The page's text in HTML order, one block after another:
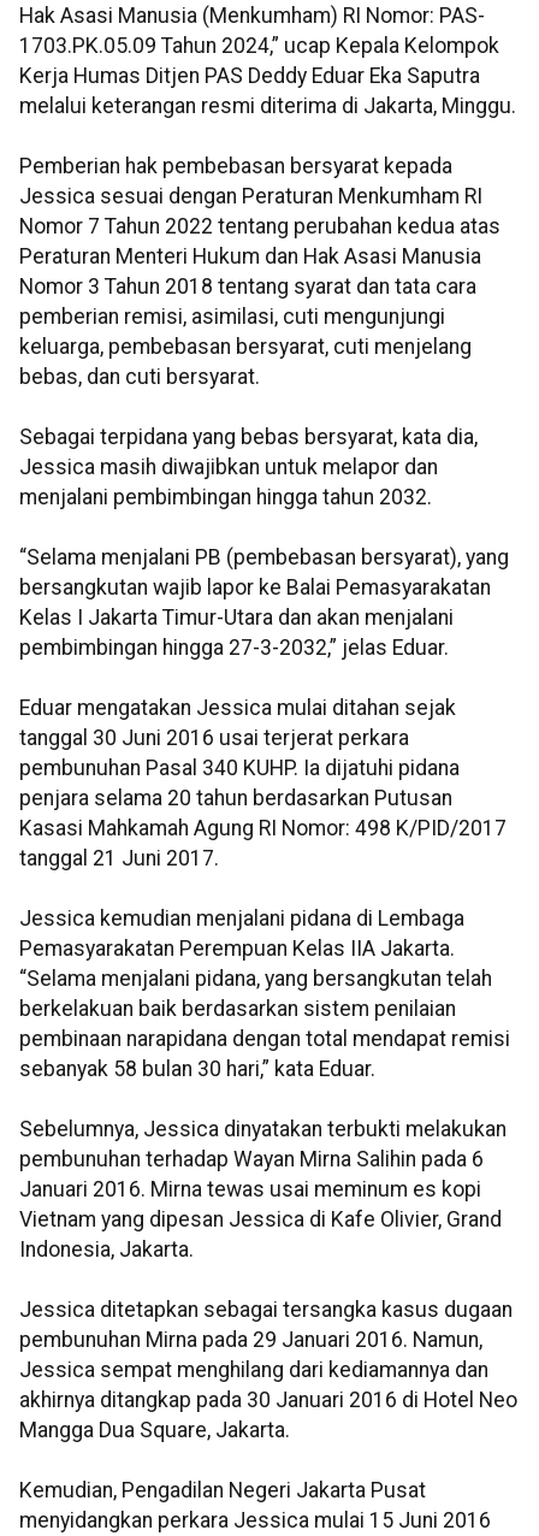
Hak Asasi Manusia (Menkumham) RI Nomor: PAS-
1703.PK.05.09 Tahun 2024,” ucap Kepala Kelompok
Kerja Humas Ditjen PAS Deddy Eduar Eka Saputra
melalui keterangan resmi diterima di Jakarta, Minggu.
Pemberian hak pembebasan bersyarat kepada
Jessica sesuai dengan Peraturan Menkumham RI
Nomor 7 Tahun 2022 tentang perubahan kedua atas
Peraturan Menteri Hukum dan Hak Asasi Manusia
Nomor 3 Tahun 2018 tentang syarat dan tata cara
pemberian remisi, asimilasi, cuti mengunjungi
keluarga, pembebasan bersyarat, cuti menjelang
bebas, dan cuti bersyarat.
Sebagai terpidana yang bebas bersyarat, kata dia,
Jessica masih diwajibkan untuk melapor dan
menjalani pembimbingan hingga tahun 2032.
“Selama menjalani PB (pembebasan bersyarat), yang
bersangkutan wajib lapor ke Balai Pemasyarakatan
Kelas I Jakarta Timur-Utara dan akan menjalani
pembimbingan hingga 27-3-2032,” jelas Eduar.
Eduar mengatakan Jessica mulai ditahan sejak
tanggal 30 Juni 2016 usai terjerat perkara
pembunuhan Pasal 340 KUHP. Ia dijatuhi pidana
penjara selama 20 tahun berdasarkan Putusan
Kasasi Mahkamah Agung RI Nomor: 498 K/PID/2017
tanggal 21 Juni 2017.
Jessica kemudian menjalani pidana di Lembaga
Pemasyarakatan Perempuan Kelas IIA Jakarta.
“Selama menjalani pidana, yang bersangkutan telah
berkelakuan baik berdasarkan sistem penilaian
pembinaan narapidana dengan total mendapat remisi
sebanyak 58 bulan 30 hari,” kata Eduar.
Sebelumnya, Jessica dinyatakan terbukti melakukan
pembunuhan terhadap Wayan Mirna Salihin pada 6
Januari 2016. Mirna tewas usai meminum es kopi
Vietnam yang dipesan Jessica di Kafe Olivier, Grand
Indonesia, Jakarta.
Jessica ditetapkan sebagai tersangka kasus dugaan
pembunuhan Mirna pada 29 Januari 2016. Namun,
Jessica sempat menghilang dari kediamannya dan
akhirnya ditangkap pada 30 Januari 2016 di Hotel Neo
Mangga Dua Square, Jakarta.
Kemudian, Pengadilan Negeri Jakarta Pusat
menyidangkan perkara Jessica mulai 15 Juni 2016